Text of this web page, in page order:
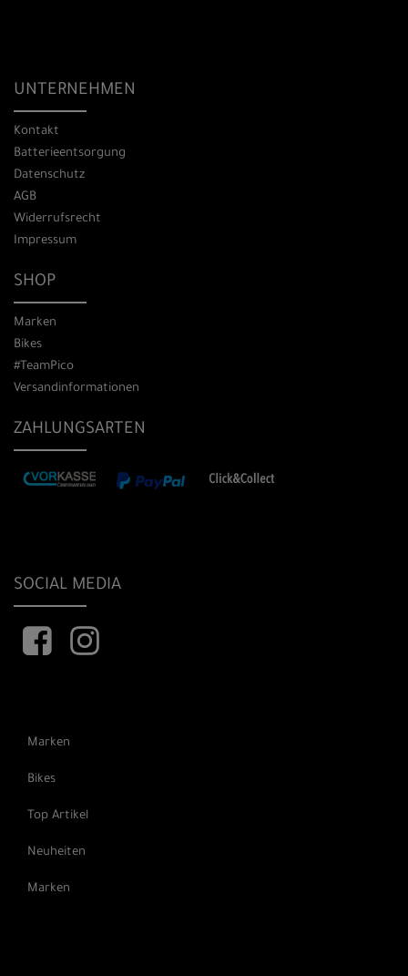
UNTERNEHMEN
Kontakt
Batterieentsorgung
Datenschutz
AGB
Widerrufsrecht
Impressum
SHOP
Marken
Bikes
#TeamPico
Versandinformationen
ZAHLUNGSARTEN
SOCIAL MEDIA
Marken
Bikes
Top Artikel
Neuheiten
Marken